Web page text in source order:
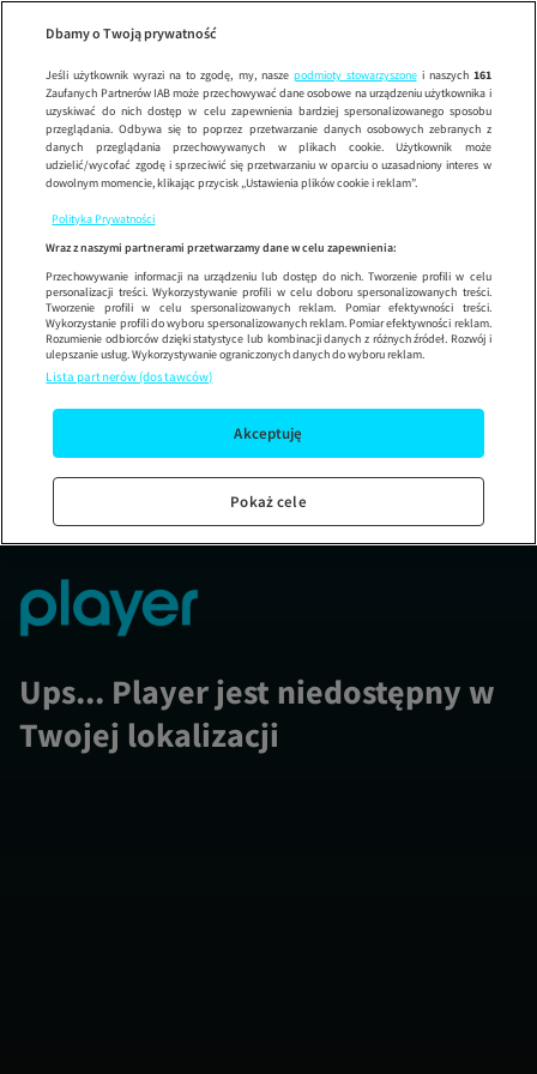
Wypróbuj aplikację mobilną
Korzystaj z łatwiejszej nawigacji i ciesz się szybszym
Ups... Player jest niedostępny w
Twojej lokalizacji
Dbamy o Twoją prywatność
Jeśli użytkownik wyrazi na to zgodę, my, nasze podmioty stowarzyszonei naszych 161
Zaufanych Partnerów IAB może przechowywać dane osobowe na urządzeniu użytkownika i
uzyskiwać do nich dostęp w celu zapewnienia bardziej spersonalizowanego sposobu
przeglądania. Odbywa się to poprzez przetwarzanie danych osobowych zebranych z
danych przeglądania przechowywanych w plikach cookie. Użytkownik może
udzielić/wycofać zgodę i sprzeciwić się przetwarzaniu w oparciu o uzasadniony interes w
dowolnym momencie, klikając przycisk „Ustawienia plików cookie i reklam”.
Polityka Prywatności
Wraz z naszymi partnerami przetwarzamy dane w celu zapewnienia:
Przechowywanie informacji na urządzeniu lub dostęp do nich. Tworzenie profili w celu
personalizacji treści. Wykorzystywanie profili w celu doboru spersonalizowanych treści.
Tworzenie profili w celu spersonalizowanych reklam. Pomiar efektywności treści.
Wykorzystanie profili do wyboru spersonalizowanych reklam. Pomiar efektywności reklam.
Rozumienie odbiorców dzięki statystyce lub kombinacji danych z różnych źródeł. Rozwój i
ulepszanie usług. Wykorzystywanie ograniczonych danych do wyboru reklam.
Lista partnerów (dostawców)
Akceptuję
Pokaż cele